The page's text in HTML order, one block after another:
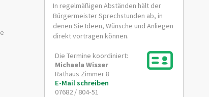
In regelmäßigen Abständen hält der
Bürgermeister Sprechstunden ab, in
denen Sie Ideen, Wünsche und Anliegen
direkt vortragen können.
Die Termine koordiniert:
Michaela Wisser
Rathaus Zimmer 8
E-Mail schreiben
07682 / 804-51